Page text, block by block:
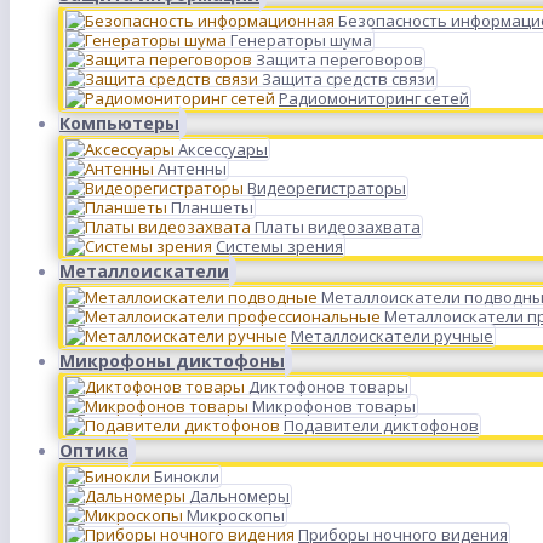
Безопасность
Генераторы шума
Защита переговоров
Защита средств связи
Радиомониторинг сетей
Компьютеры
Аксессуары
Антенны
Видеорегистраторы
Планшеты
Платы видеозахвата
Системы зрения
Металлоискатели
Металлоискатели
Металлоискатели
Металлоискатели ручные
Микрофоны диктофоны
Диктофонов товары
Микрофонов товары
Подавители диктофонов
Оптика
Бинокли
Дальномеры
Микроскопы
Приборы ночного видения